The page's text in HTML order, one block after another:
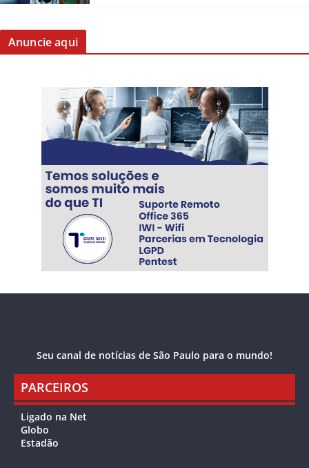
Anuncie aqui
Seu canal de notícias de São Paulo para o mundo!
PARCEIROS
Ligado na Net
Globo
Estadão